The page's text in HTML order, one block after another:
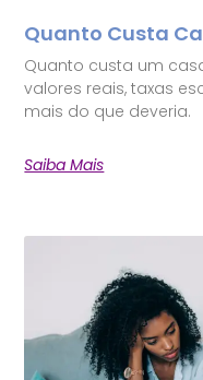
Quanto Custa
Quanto custa um
valores reais, taxas
mais do que deveria.
Saiba Mais